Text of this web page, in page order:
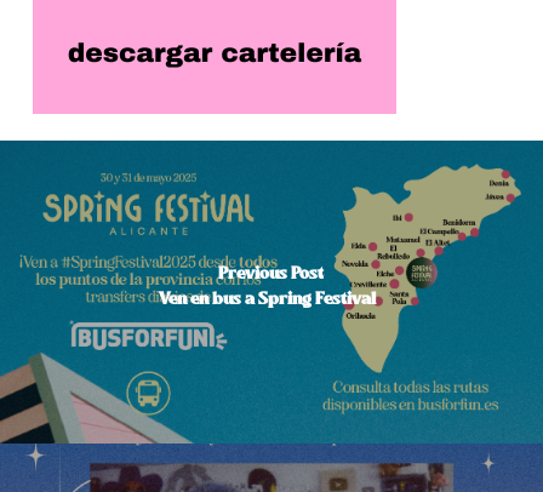
Previous Post
Ven en bus a Spring Festival